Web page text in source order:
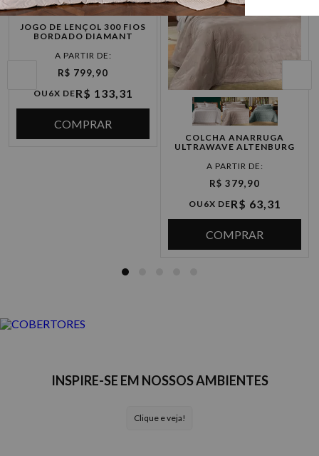
JOGO DE LENÇOL 300 FIOS
BORDADO DIAMANT
R$ 799,90
OU 6X DER$ 133,31
COMPRAR
COLCHA ANARRUGA
ULTRAWAVE ALTENBURG
R$ 379,90
OU 6X DER$ 63,31
COMPRAR
INSPIRE-SE EM NOSSOS AMBIENTES
Clique e veja!